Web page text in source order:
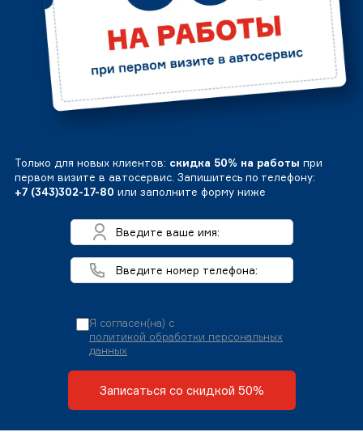
Только для новых клиентов: скидка 50% на работы при
первом визите в автосервис. Запишитесь по телефону:
+7 (343)302-17-80 или заполните форму ниже
Я согласен(на) с
политикой обработки персональных
данных
Записаться со скидкой 50%